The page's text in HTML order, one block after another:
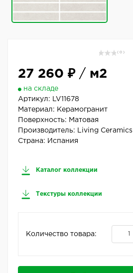
( 0 )
27 260 ₽/ м2
на складе
Артикул:
LV11678
Материал: Керамогранит
Поверхность: Матовая
Производитель:
Living Ceramics
Страна: Испания
Каталог коллекции
Текстуры коллекции
Количество товара: